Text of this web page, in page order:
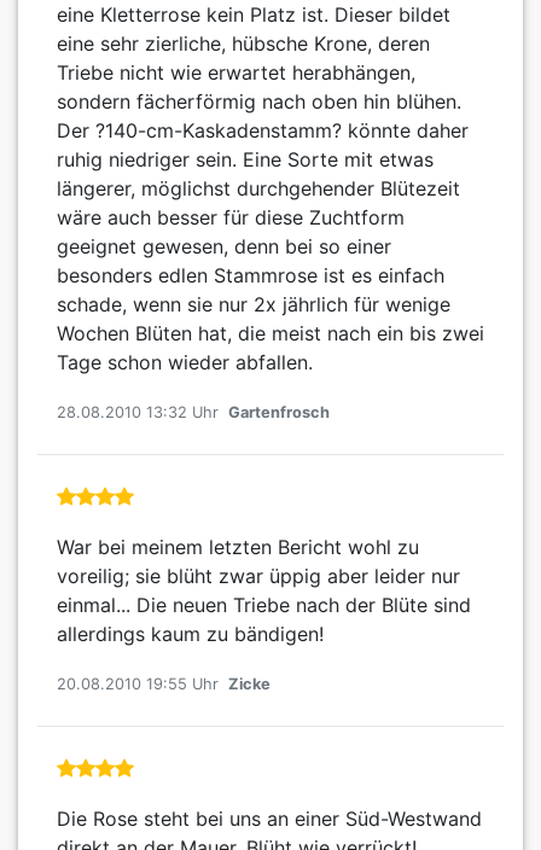
eine Kletterrose kein Platz ist. Dieser bildet
eine sehr zierliche, hübsche Krone, deren
Triebe nicht wie erwartet herabhängen,
sondern fächerförmig nach oben hin blühen.
Der ?140-cm-Kaskadenstamm? könnte daher
ruhig niedriger sein. Eine Sorte mit etwas
längerer, möglichst durchgehender Blütezeit
wäre auch besser für diese Zuchtform
geeignet gewesen, denn bei so einer
besonders edlen Stammrose ist es einfach
schade, wenn sie nur 2x jährlich für wenige
Wochen Blüten hat, die meist nach ein bis zwei
Tage schon wieder abfallen.
28.08.2010 13:32 Uhr Gartenfrosch
War bei meinem letzten Bericht wohl zu
voreilig; sie blüht zwar üppig aber leider nur
einmal... Die neuen Triebe nach der Blüte sind
allerdings kaum zu bändigen!
20.08.2010 19:55 Uhr Zicke
Die Rose steht bei uns an einer Süd-Westwand